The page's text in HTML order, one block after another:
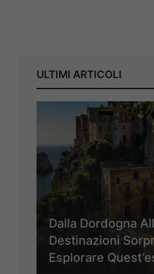
ULTIMI ARTICOLI
Dalla Dordogna
Destinazioni
Esplorare